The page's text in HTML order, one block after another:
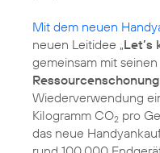
Mit dem neuen
neuen Leitidee „Let’s
gemeinsam mit
Ressourcenschonung
Wiederverwendung
Kilogramm CO2 pro
das neue